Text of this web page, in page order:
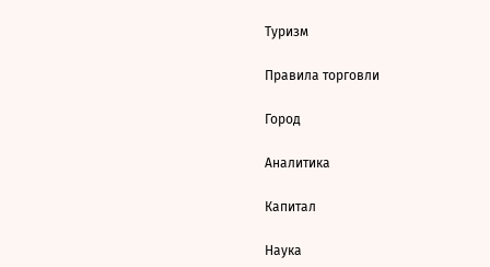
Туризм
Правила торговли
Город
Аналитика
Капитал
Наука